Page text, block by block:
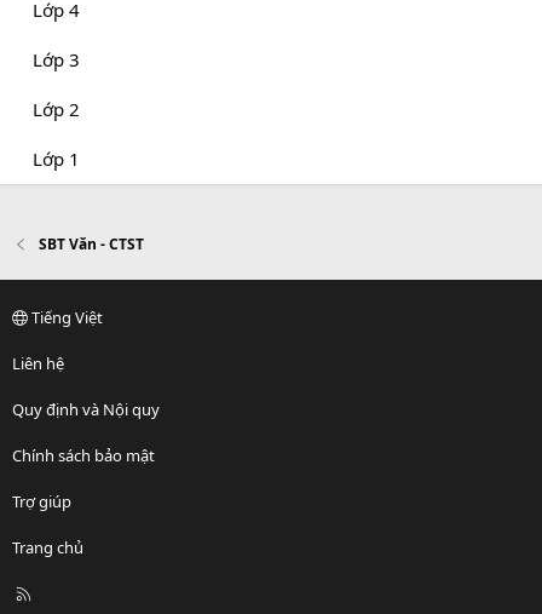
Lớp 4
Lớp 3
Lớp 2
Lớp 1
SBT Văn - CTST
Tiếng Việt
Liên hệ
Quy định và Nội quy
Chính sách bảo mật
Trợ giúp
Trang chủ
R